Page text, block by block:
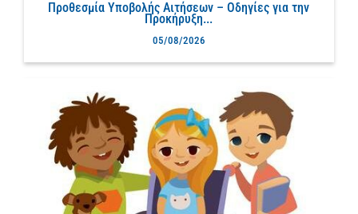
Προθεσμία Υποβολής Αιτήσεων – Οδηγίες για την
Προκήρυξη...
05/08/2026